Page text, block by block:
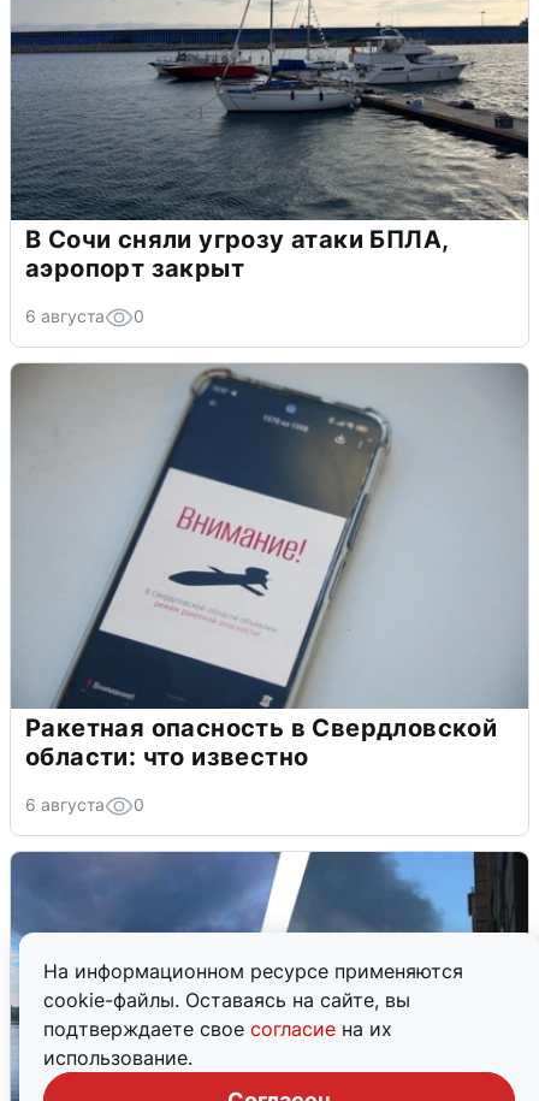
На информационном ресурсе применяются
cookie-файлы. Оставаясь на сайте, вы
подтверждаете свое согласие на их
использование.
В Сочи сняли угрозу атаки БПЛА,
аэропорт закрыт
6 августа 0
Ракетная опасность в Свердловской
области: что известно
6 августа 0